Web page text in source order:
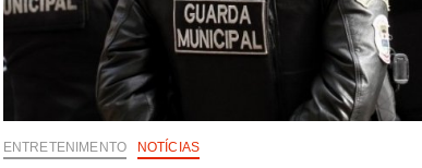
ENTRETENIMENTO NOTÍCIAS